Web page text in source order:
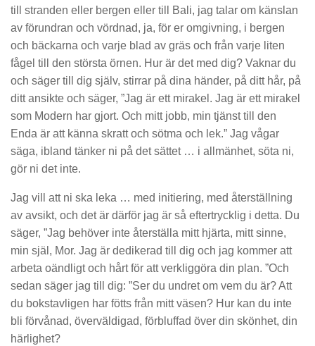
till stranden eller bergen eller till Bali, jag talar om känslan
av förundran och vördnad, ja, för er omgivning, i bergen
och bäckarna och varje blad av gräs och från varje liten
fågel till den största örnen. Hur är det med dig? Vaknar du
och säger till dig själv, stirrar på dina händer, på ditt hår, på
ditt ansikte och säger, ”Jag är ett mirakel. Jag är ett mirakel
som Modern har gjort. Och mitt jobb, min tjänst till den
Enda är att känna skratt och sötma och lek.” Jag vågar
säga, ibland tänker ni på det sättet … i allmänhet, söta ni,
gör ni det inte.
Jag vill att ni ska leka … med initiering, med återställning
av avsikt, och det är därför jag är så eftertrycklig i detta. Du
säger, ”Jag behöver inte återställa mitt hjärta, mitt sinne,
min själ, Mor. Jag är dedikerad till dig och jag kommer att
arbeta oändligt och hårt för att verkliggöra din plan. ”Och
sedan säger jag till dig: ”Ser du undret om vem du är? Att
du bokstavligen har fötts från mitt väsen? Hur kan du inte
bli förvånad, överväldigad, förbluffad över din skönhet, din
härlighet?